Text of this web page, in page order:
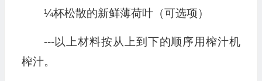
¼杯松散的新鲜薄荷叶（可选项）
---以上材料按从上到下的顺序用榨汁机
榨汁。